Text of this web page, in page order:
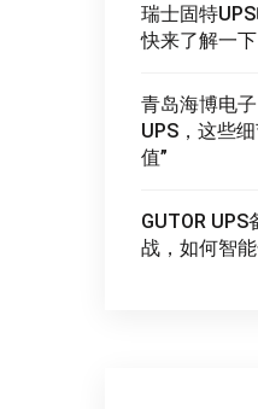
瑞士固特
快来了解一下
青岛海博电
UPS，这些
值”
GUTOR
战，如何智